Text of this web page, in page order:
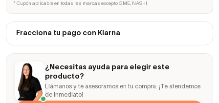
* Cupón aplicable en todas las marcas excepto GME, NASHI.
Fracciona tu pago con Klarna
¿Necesitas ayuda para elegir este
producto?
Llámanos y te asesoramos en tu compra. ¡Te atendemos
de inmediato!